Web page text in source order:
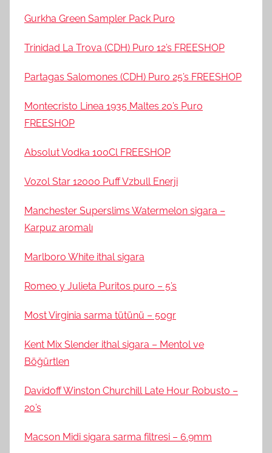
Gurkha Green Sampler Pack Puro
Trinidad La Trova (CDH) Puro 12’s FREESHOP
Partagas Salomones (CDH) Puro 25’s FREESHOP
Montecristo Linea 1935 Maltes 20’s Puro
FREESHOP
Absolut Vodka 100Cl FREESHOP
Vozol Star 12000 Puff Vzbull Enerji
Manchester Superslims Watermelon sigara –
Karpuz aromalı
Marlboro White ithal sigara
Romeo y Julieta Puritos puro – 5’s
Most Virginia sarma tütünü – 50gr
Kent Mix Slender ithal sigara – Mentol ve
Böğürtlen
Davidoff Winston Churchill Late Hour Robusto –
20’s
Macson Midi sigara sarma filtresi – 6.9mm